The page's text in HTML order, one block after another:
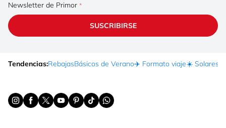
Newsletter de Primor
SUSCRIBIRSE
Tendencias:RebajasBásicos de Verano✈️ Formato viaje☀️ Solares